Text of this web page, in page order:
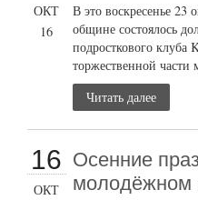
ОКТ
16
В это воскресенье 23
общине состоялось
подросткового клуба
торжественной части
Читать далее
16
ОКТ
Осенние
молодёжном